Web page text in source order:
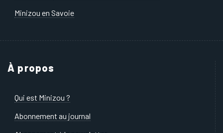
Minizou en Savoie
À propos
Qui est Minizou ?
Abonnement au journal